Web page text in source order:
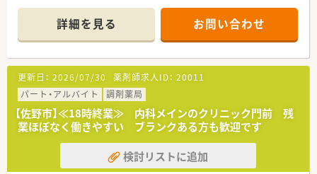
■ご紹介を受けたドクターと連携を取りながら新規出店を進め
ています。そのため門前のドクターとも関係は良好です。
■従業員を大切にされ、和気藹藹とした社風が特徴的な企業で
す。
■やりたいことを会社が応援していただける社風で、社員の自主
性を重んじています。
■研修制度も充実しています。中途社員研修、階層別研修、オー
プン型勉強会、グループ内学術大会等
詳細を見る お問い合わせ
更新日： 2026/07/30 薬剤師求人ID： 20011
パート・アルバイト
調剤薬局
【佐野市】≪18時終業≫ 内科メインのクリニック門前 残
業ほぼなく働きやすい ブランクある方も歓迎です
検討リストに追加